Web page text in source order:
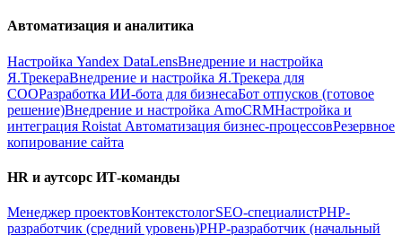
Автоматизация и аналитика
Настройка Yandex DataLensВнедрение и настройка
Я.ТрекераВнедрение и настройка Я.Трекера для
СООРазработка ИИ-бота для бизнесаБот отпусков (готовое
решение)Внедрение и настройка AmoCRMНастройка и
интеграция Roistat Автоматизация бизнес-процессовРезервное
копирование сайта
HR и аутсорс ИТ-команды
Менеджер проектовКонтекстологSEO-специалистPHP-
разработчик (средний уровень)PHP-разработчик (начальный